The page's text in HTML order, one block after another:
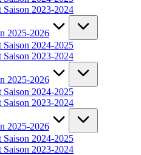
Saison 2023-2024
2025-2026
Saison 2024-2025
Saison 2023-2024
2025-2026
Saison 2024-2025
Saison 2023-2024
2025-2026
Saison 2024-2025
Saison 2023-2024